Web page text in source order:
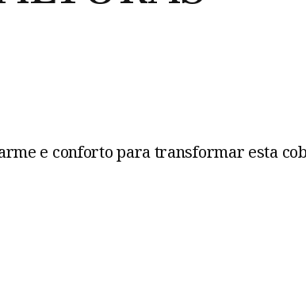
e conforto para transformar esta